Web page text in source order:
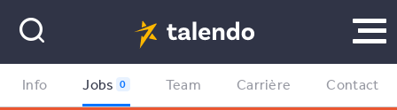
Info Jobs 0 Team Carrière Contact